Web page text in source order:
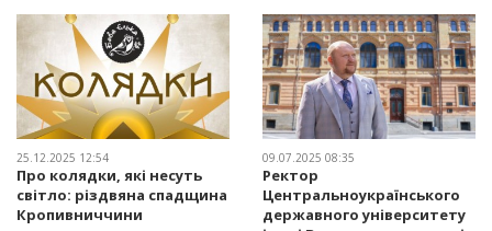
25.12.2025 12:54
Про колядки, які несуть
світло: різдвяна спадщина
Кропивниччини
09.07.2025 08:35
Ректор
Центральноукраїнського
державного університету